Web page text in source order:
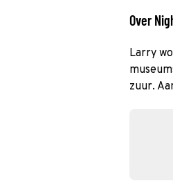
Over
Larry
zuur.